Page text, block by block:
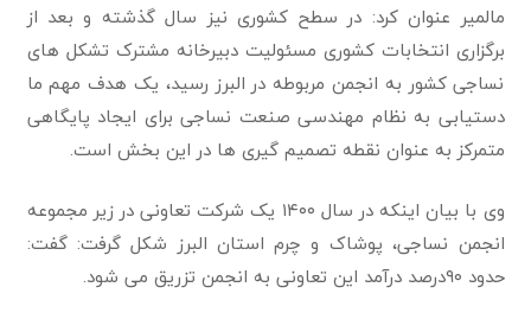
مالمیر عنوان کرد: در سطح کشوری نیز سال گذشته و بعد از
برگزاری انتخابات کشوری مسئولیت دبیرخانه مشترک تشکل های
نساجی کشور به انجمن مربوطه در البرز رسید، یک هدف مهم ما
دستیابی به نظام مهندسی صنعت نساجی برای ایجاد پایگاهی
متمرکز به عنوان نقطه تصمیم گیری ها در این بخش است.
وی با بیان اینکه در سال ۱۴۰۰ یک شرکت تعاونی در زیر مجموعه
انجمن نساجی، پوشاک و چرم استان البرز شکل گرفت: گفت:
حدود ۹۰درصد درآمد این تعاونی به انجمن تزریق می شود.